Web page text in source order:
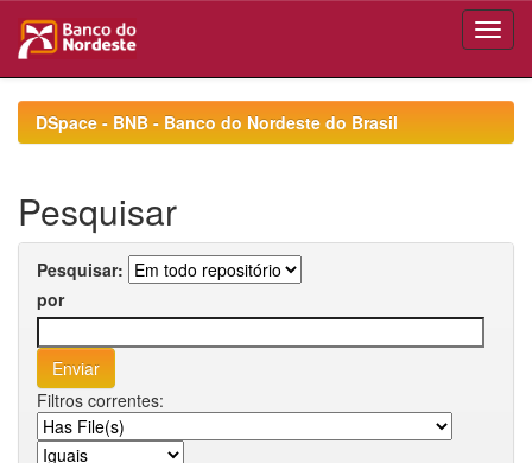
navigationDSpace - BNB - Banco do Nordeste do Brasil
Pesquisar
Pesquisar:
por
Filtros correntes: